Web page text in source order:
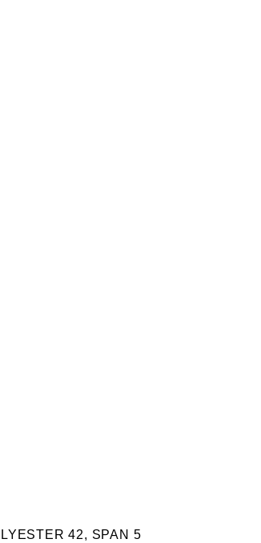
42, SPAN 5